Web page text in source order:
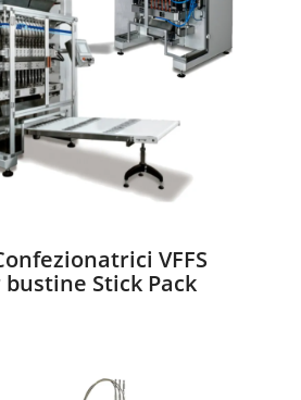
VFFS
Stick Pack